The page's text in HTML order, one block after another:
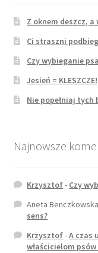
Z oknem deszcz, a
Ci straszni
Czy wybieganie
Jesień = KLESZCZE!
Nie popełniaj tych
Najnowsze
Krzysztof- Czy
Aneta Benczkowska
sens?
Krzysztof-A czas
właścicielom